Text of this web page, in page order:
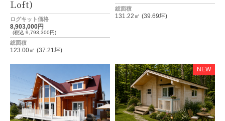
Loft）
ログキット価格
8,903,000円
(税込 9,793,300円)
総面積
123.00㎡ (37.21坪)
総面積
131.22㎡ (39.69坪)
NEW